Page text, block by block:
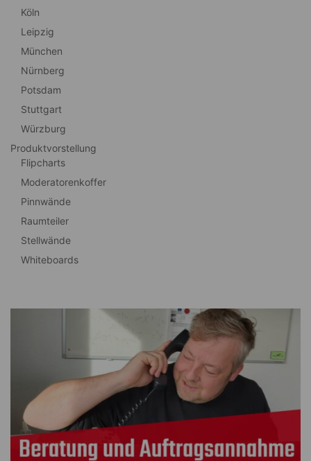
Köln
Leipzig
München
Nürnberg
Potsdam
Stuttgart
Würzburg
Produktvorstellung
Flipcharts
Moderatorenkoffer
Pinnwände
Raumteiler
Stellwände
Whiteboards